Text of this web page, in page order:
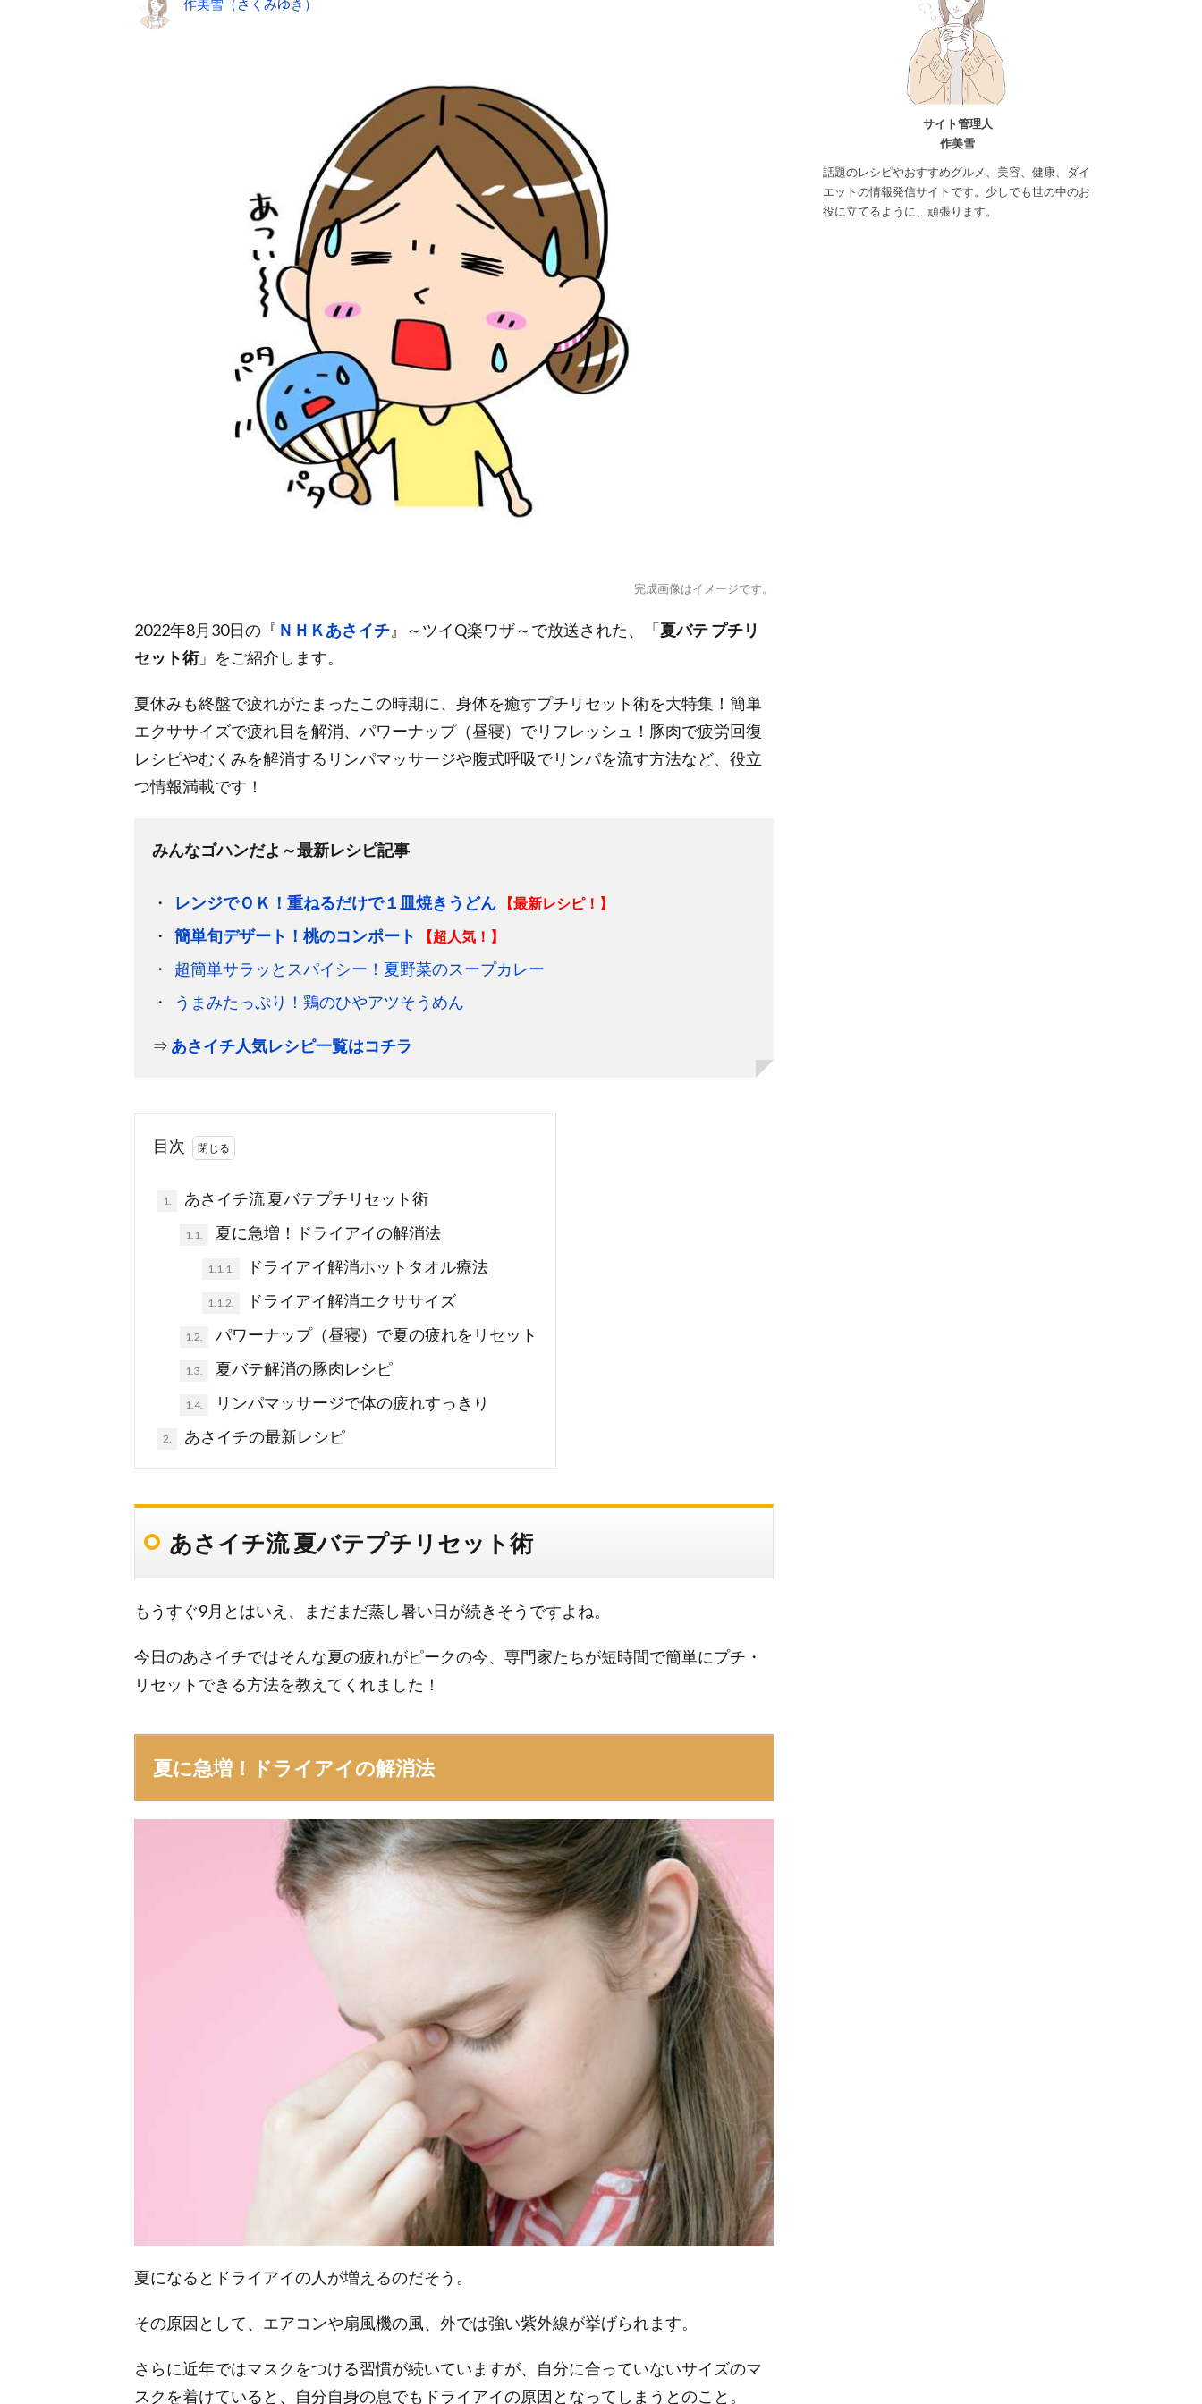
作美雪（さくみゆき）
完成画像はイメージです。
2022年8月30日の『 ＮＨＫあさイチ』～ツイQ楽ワザ～で放送された、「夏バテ プチリ
セット術」をご紹介します。
夏休みも終盤で疲れがたまったこの時期に、身体を癒すプチリセット術を大特集！簡単
エクササイズで疲れ目を解消、パワーナップ（昼寝）でリフレッシュ！豚肉で疲労回復
レシピやむくみを解消するリンパマッサージや腹式呼吸でリンパを流す方法など、役立
つ情報満載です！
みんなゴハンだよ～最新レシピ記事
レンジでＯＫ！重ねるだけで１皿焼きうどん 【最新レシピ！】
簡単旬デザート！桃のコンポート 【超人気！】
超簡単サラッとスパイシー！夏野菜のスープカレー
うまみたっぷり！鶏のひやアツそうめん
⇒ あさイチ人気レシピ一覧はコチラ
目次
1. あさイチ流 夏バテプチリセット術
1.1. 夏に急増！ドライアイの解消法
1.1.1. ドライアイ解消ホットタオル療法
1.1.2. ドライアイ解消エクササイズ
1.2. パワーナップ（昼寝）で夏の疲れをリセット
1.3. 夏バテ解消の豚肉レシピ
1.4. リンパマッサージで体の疲れすっきり
2. あさイチの最新レシピ
あさイチ流 夏バテプチリセット術
もうすぐ9月とはいえ、まだまだ蒸し暑い日が続きそうですよね。
今日のあさイチではそんな夏の疲れがピークの今、専門家たちが短時間で簡単にプチ・
リセットできる方法を教えてくれました！
夏に急増！ドライアイの解消法
夏になるとドライアイの人が増えるのだそう。
その原因として、エアコンや扇風機の風、外では強い紫外線が挙げられます。
さらに近年ではマスクをつける習慣が続いていますが、自分に合っていないサイズのマ
スクを着けていると、自分自身の息でもドライアイの原因となってしまうとのこと。
サイト管理人
作美雪
話題のレシピやおすすめグルメ、美容、健康、ダイ
エットの情報発信サイトです。少しでも世の中のお
役に立てるように、頑張ります。